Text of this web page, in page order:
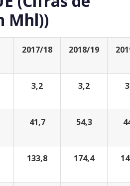
Mhl))
2017/18 2018/19
3,2 3,2
41,7 54,3
133,8 174,4